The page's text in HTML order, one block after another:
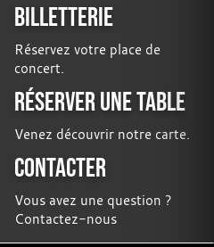
BILLETTERIE
Réservez votre place de
concert.
RÉSERVER UNE TABLE
Venez découvrir notre carte.
CONTACTER
Vous avez une question ?
Contactez-nous